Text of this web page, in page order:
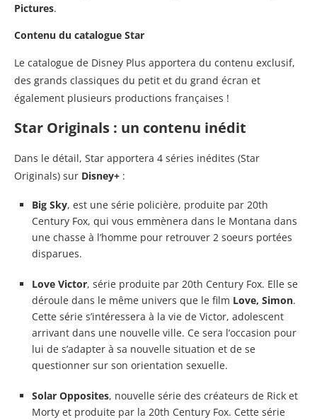
Pictures.
Contenu du catalogue Star
Le catalogue de Disney Plus apportera du contenu exclusif,
des grands classiques du petit et du grand écran et
également plusieurs productions françaises !
Star Originals : un contenu inédit
Dans le détail, Star apportera 4 séries inédites (Star
Originals) sur Disney+ :
Big Sky, est une série policière, produite par 20th
Century Fox, qui vous emmènera dans le Montana dans
une chasse à l’homme pour retrouver 2 soeurs portées
disparues.
Love Victor, série produite par 20th Century Fox. Elle se
déroule dans le même univers que le film Love, Simon.
Cette série s’intéressera à la vie de Victor, adolescent
arrivant dans une nouvelle ville. Ce sera l’occasion pour
lui de s’adapter à sa nouvelle situation et de se
questionner sur son orientation sexuelle.
Solar Opposites, nouvelle série des créateurs de Rick et
Morty et produite par la 20th Century Fox. Cette série